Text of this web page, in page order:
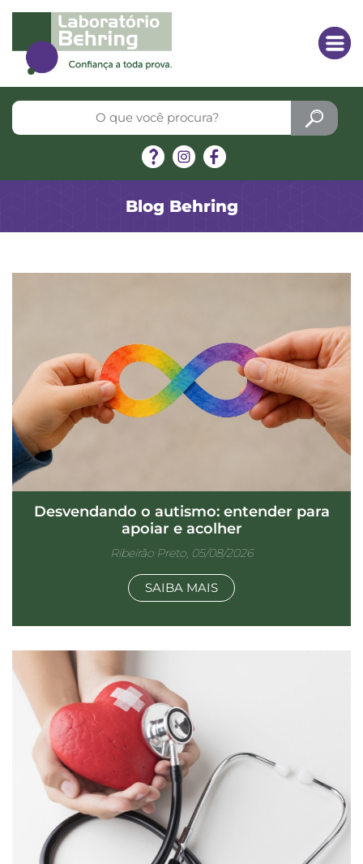
Blog Behring
Desvendando o autismo: entender para
apoiar e acolher
Ribeirão Preto, 05/08/2026
SAIBA MAIS